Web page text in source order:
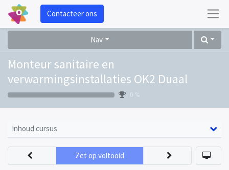
Contacteer ons
Nav
Monteur sanitaire en
verwarmingsinstallaties OK2 Duaal
0 %
Inhoud cursus
Zet op voltooid